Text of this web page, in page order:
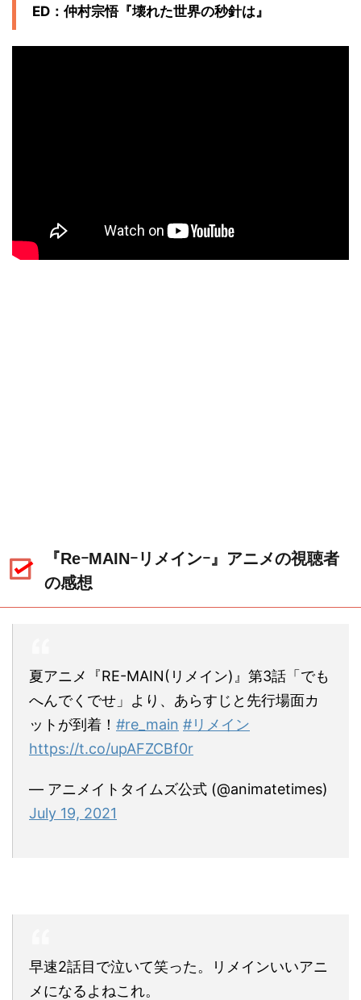
ED：仲村宗悟『壊れた世界の秒針は』
『ReｰMAINｰリメインｰ』アニメの視聴者
の感想
夏アニメ『RE-MAIN(リメイン)』第3話「でも
へんでくでせ」より、あらすじと先行場面カ
ットが到着！ #re_main #リメイン
https://t.co/upAFZCBf0r
— アニメイトタイムズ公式 (@animatetimes)
July 19, 2021
早速2話目で泣いて笑った。リメインいいアニ
メになるよねこれ。